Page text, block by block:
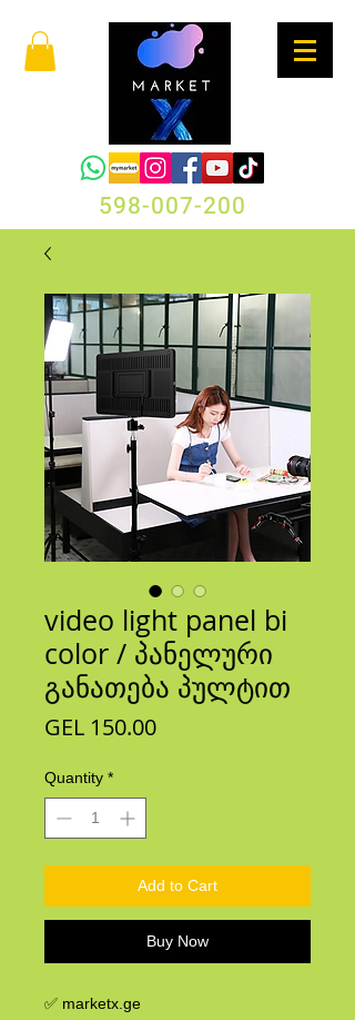
598-007-200
video light panel bi
color / პანელური
განათება პულტით
GEL 150.00Price
Quantity *
Add to Cart
Buy Now
✅ marketx.ge